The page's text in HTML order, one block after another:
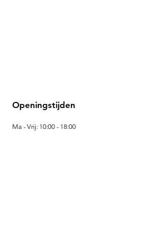
Openingstijden
Ma - Vrij: 10:00 - 18:00